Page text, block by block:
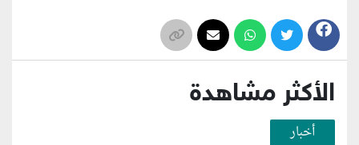
الأكثر مشاهدة
أخبار